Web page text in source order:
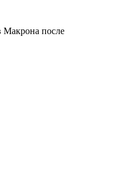
после